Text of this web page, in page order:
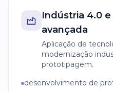
Indústria 4.0
avançada
Aplicação de
modernização
prototipagem.
desenvolvimento de